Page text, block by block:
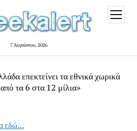
7 Αυγούστου, 2026
open
menu
επεκτείνει τα εθνικά χωρικά
τα 6 στα 12 μίλια»
εδώ…